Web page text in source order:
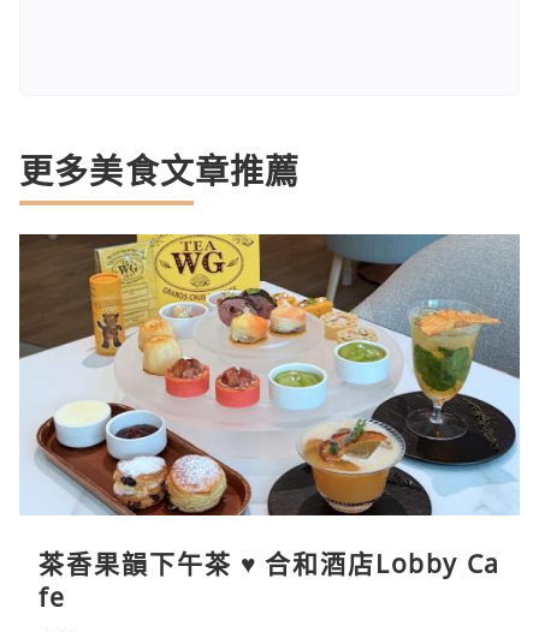
更多美食文章推薦
茶香果韻下午茶 ♥ 合和酒店Lobby Ca
fe